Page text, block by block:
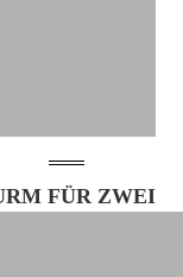
FÜR ZWEI